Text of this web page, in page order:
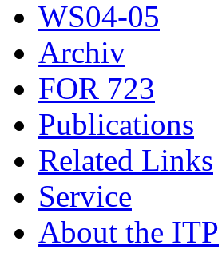
WS04-05
Archiv
FOR 723
Publications
Related Links
Service
About the ITP